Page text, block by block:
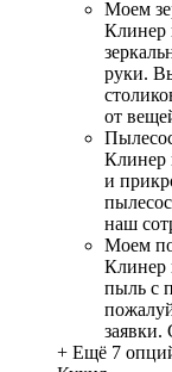
Моем
Клинер
руки.
от
Клинер
и
наш
Моем
Клинер
пыль с
заявки.
+ Ещё 7